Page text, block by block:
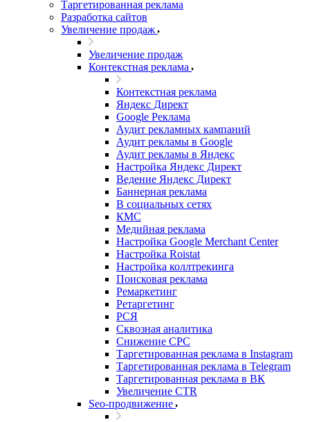
Таргетированная реклама
Разработка сайтов
Увеличение продаж
Увеличение продаж
Контекстная реклама
Контекстная реклама
Яндекс Директ
Google Реклама
Аудит рекламных кампаний
Аудит рекламы в Google
Аудит рекламы в Яндекс
Настройка Яндекс Директ
Ведение Яндекс Директ
Баннерная реклама
В социальных сетях
КМС
Медийная реклама
Настройка Google Merchant Center
Настройка Roistat
Настройка коллтрекинга
Поисковая реклама
Ремаркетинг
Ретаргетинг
РСЯ
Сквозная аналитика
Снижение CPC
Таргетированная реклама в Instagram
Таргетированная реклама в Telegram
Таргетированная реклама в ВК
Увеличение CTR
Seo-продвижение